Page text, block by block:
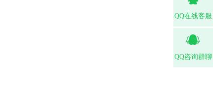
QQ在线客服
QQ咨询群聊